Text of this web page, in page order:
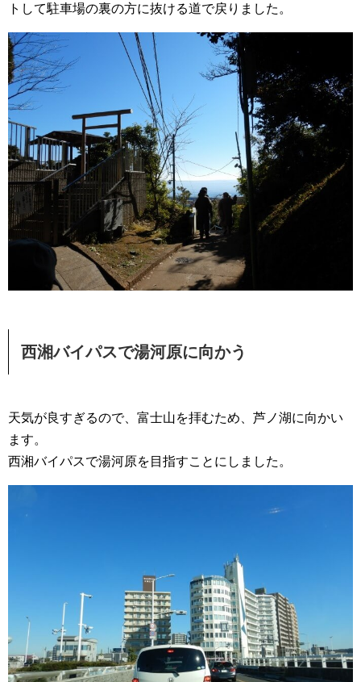
トして駐車場の裏の方に抜ける道で戻りました。
西湘バイパスで湯河原に向かう
天気が良すぎるので、富士山を拝むため、芦ノ湖に向かい
ます。
西湘バイパスで湯河原を目指すことにしました。